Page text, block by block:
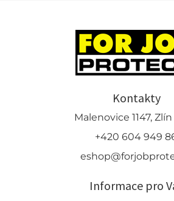
Kontakty
Malenovice 1147,
+420 604 949
Informace pro